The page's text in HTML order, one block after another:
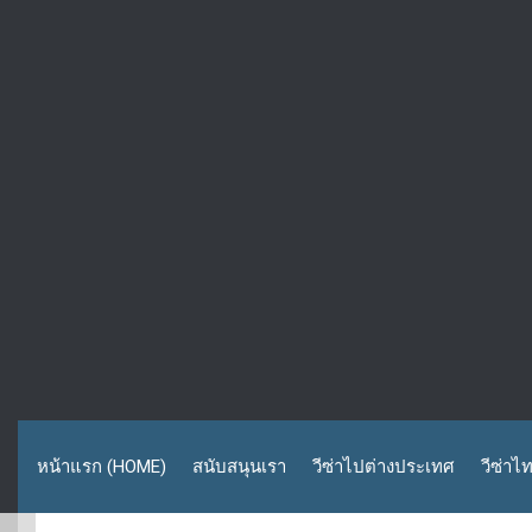
หน้าแรก (HOME) สนับสนุนเรา วีซ่าไปต่างประเทศ วีซ่าไ